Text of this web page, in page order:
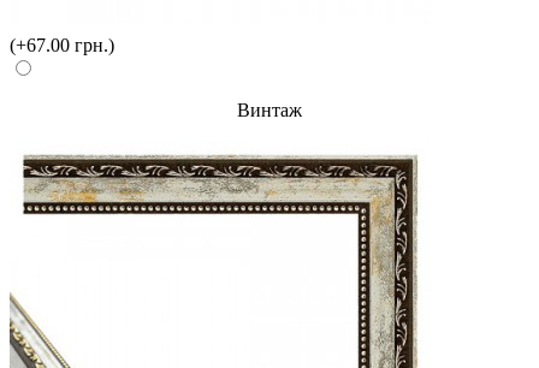
(+67.00 грн.)
Винтаж